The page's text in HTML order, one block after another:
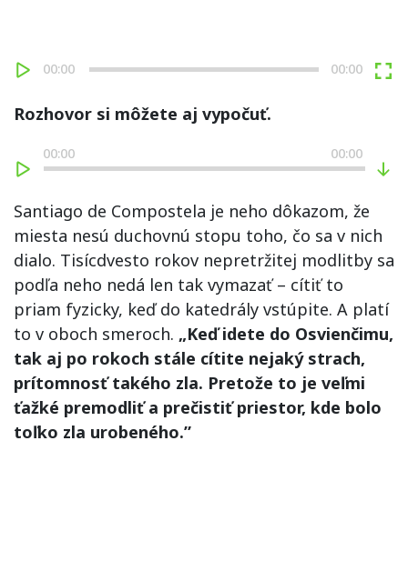
00:00 00:00
Rozhovor si môžete aj vypočuť.
00:00 00:00
Santiago de Compostela je neho dôkazom, že
miesta nesú duchovnú stopu toho, čo sa v nich
dialo. Tisícdvesto rokov nepretržitej modlitby sa
podľa neho nedá len tak vymazať – cítiť to
priam fyzicky, keď do katedrály vstúpite. A platí
to v oboch smeroch. „Keď idete do Osvienčimu,
tak aj po rokoch stále cítite nejaký strach,
prítomnosť takého zla. Pretože to je veľmi
ťažké premodliť a prečistiť priestor, kde bolo
toľko zla urobeného.”